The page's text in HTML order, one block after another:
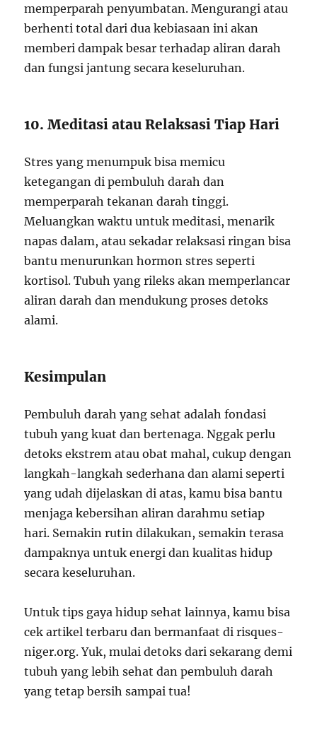
memperparah penyumbatan. Mengurangi atau
berhenti total dari dua kebiasaan ini akan
memberi dampak besar terhadap aliran darah
dan fungsi jantung secara keseluruhan.
10. Meditasi atau Relaksasi Tiap Hari
Stres yang menumpuk bisa memicu
ketegangan di pembuluh darah dan
memperparah tekanan darah tinggi.
Meluangkan waktu untuk meditasi, menarik
napas dalam, atau sekadar relaksasi ringan bisa
bantu menurunkan hormon stres seperti
kortisol. Tubuh yang rileks akan memperlancar
aliran darah dan mendukung proses detoks
alami.
Kesimpulan
Pembuluh darah yang sehat adalah fondasi
tubuh yang kuat dan bertenaga. Nggak perlu
detoks ekstrem atau obat mahal, cukup dengan
langkah-langkah sederhana dan alami seperti
yang udah dijelaskan di atas, kamu bisa bantu
menjaga kebersihan aliran darahmu setiap
hari. Semakin rutin dilakukan, semakin terasa
dampaknya untuk energi dan kualitas hidup
secara keseluruhan.
Untuk tips gaya hidup sehat lainnya, kamu bisa
cek artikel terbaru dan bermanfaat di risques-
niger.org. Yuk, mulai detoks dari sekarang demi
tubuh yang lebih sehat dan pembuluh darah
yang tetap bersih sampai tua!